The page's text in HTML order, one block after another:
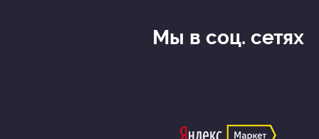
Мы в соц. сетях